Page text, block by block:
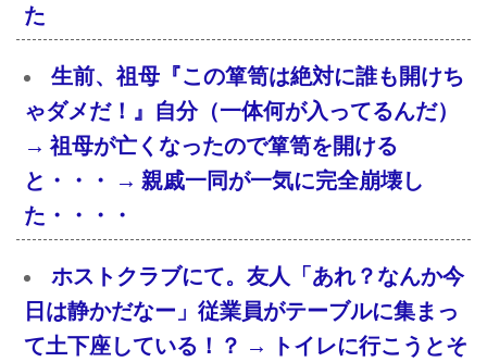
た
生前、祖母『この箪笥は絶対に誰も開けち
ゃダメだ！』自分（一体何が入ってるんだ）
→ 祖母が亡くなったので箪笥を開ける
と・・・ → 親戚一同が一気に完全崩壊し
た・・・・
ホストクラブにて。友人「あれ？なんか今
日は静かだなー」従業員がテーブルに集まっ
て土下座している！？ → トイレに行こうとそ